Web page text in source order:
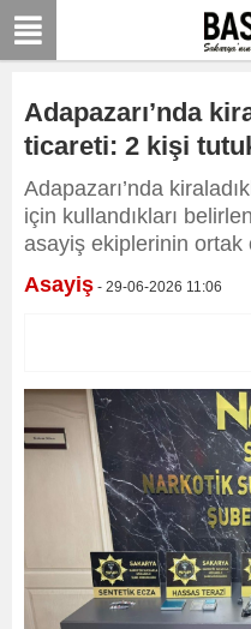
Adapazarı’nda
ticareti: 2 kişi
Adapazarı’nda
için kullandıkları
asayiş ekiplerinin ortak
Asayiş - 29-06-2026 11:06